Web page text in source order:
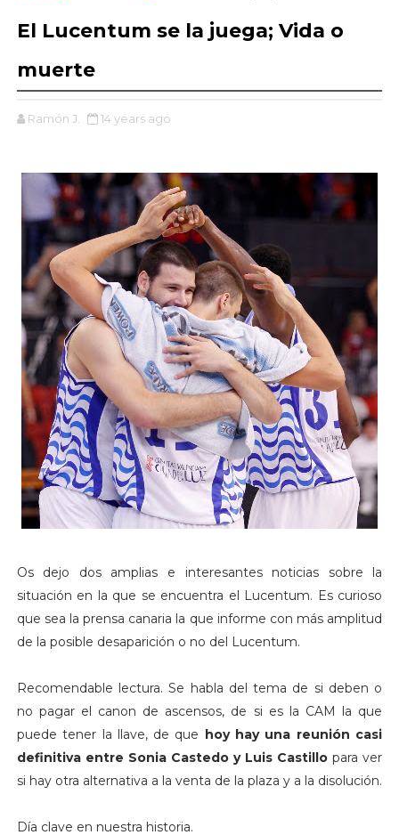
El Lucentum se la juega; Vida o
muerte
Ramón J. 14 years ago
Os dejo dos amplias e interesantes noticias sobre la
situación en la que se encuentra el Lucentum. Es curioso
que sea la prensa canaria la que informe con más amplitud
de la posible desaparición o no del Lucentum.
Recomendable lectura. Se habla del tema de si deben o
no pagar el canon de ascensos, de si es la CAM la que
puede tener la llave, de que hoy hay una reunión casi
definitiva entre Sonia Castedo y Luis Castillo para ver
si hay otra alternativa a la venta de la plaza y a la disolución.
Día clave en nuestra historia.